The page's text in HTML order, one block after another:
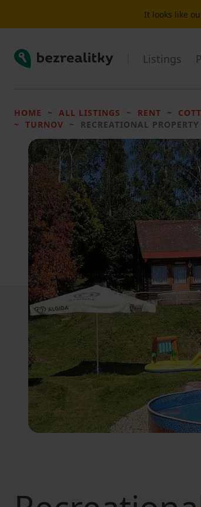
It looks like
Bezrealitky Listings
HOME ALL LISTINGS RENT
TURNOV
RECREATIONAL